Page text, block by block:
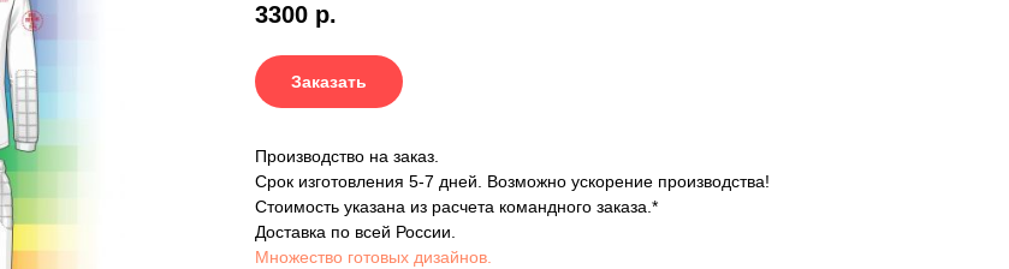
3300 р.
Заказать
Производство на заказ.
Срок изготовления 5-7 дней. Возможно ускорение производства!
Стоимость указана из расчета командного заказа.*
Доставка по всей России.
Множество готовых дизайнов.